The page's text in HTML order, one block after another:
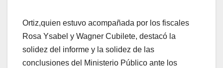
Ortiz,quien estuvo acompañada por los fiscales
Rosa Ysabel y Wagner Cubilete, destacó la
solidez del informe y la solidez de las
conclusiones del Ministerio Público ante los